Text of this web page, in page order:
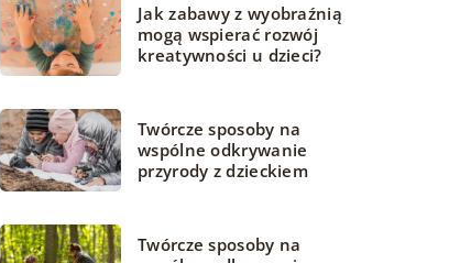
Jak zabawy z wyobraźnią
mogą wspierać rozwój
kreatywności u dzieci?
Twórcze sposoby na
wspólne odkrywanie
przyrody z dzieckiem
Twórcze sposoby na